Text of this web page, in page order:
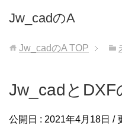
Jw_cadのA
Jw_cadのA TOP
Jw_cadとDXF
公開日 : 2021年4月18日 /